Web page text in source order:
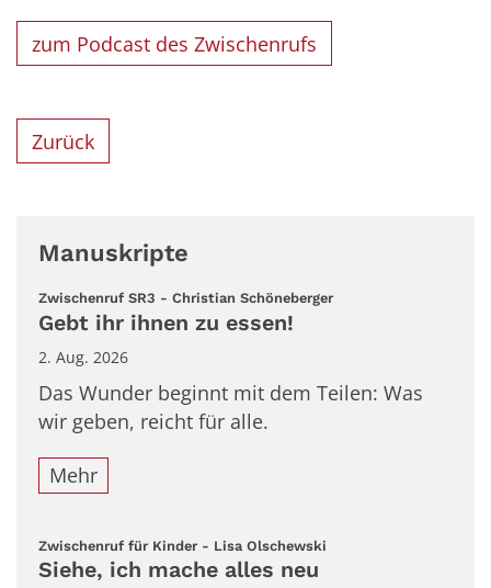
zum Podcast des Zwischenrufs
Zurück
Manuskripte
Zwischenruf SR3 - Christian Schöneberger:
Gebt ihr ihnen zu essen!
2. Aug. 2026
Das Wunder beginnt mit dem Teilen: Was
wir geben, reicht für alle.
Mehr
Zwischenruf für Kinder - Lisa Olschewski
Siehe, ich mache alles neu